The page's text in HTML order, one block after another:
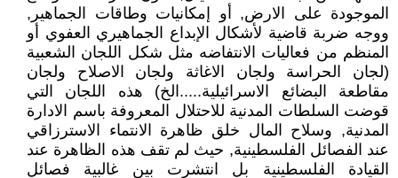
الموجودة على الارض, أو إمكانيات وطاقات الجماهير,
ووجه ضربة قاضية لأشكال الإبداع الجماهيري العفوي أو
المنظم من فعاليات الانتفاضه مثل شكل اللجان الشعبية
(لجان الحراسة ولجان الاغاثة ولجان الاصلاح ولجان
مقاطعة البضائع الاسرائيلية.....الخ) هذه اللجان التي
قوضت السلطات المدنية للاحتلال المعروفة باسم الادارة
المدنية, وسلاح المال خلق ظاهرة الانتماء الاسترزاقي
عند الفصائل الفلسطينية, حيث لم تقف هذه الظاهرة عند
القيادة الفلسطينية بل انتشرت بين غالبية فصائل